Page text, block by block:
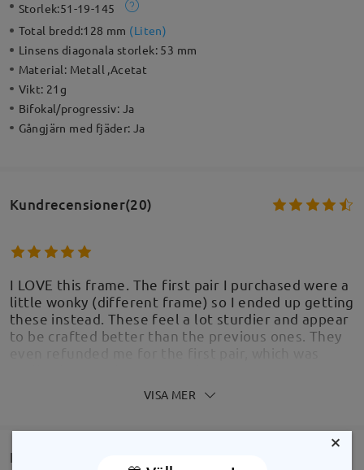
Storlek:51-19-145
Total bredd:128 mm (Liten)
Linsens diagonala storlek: 53 mm
Material: Metall ,Acetat
Vikt: 21g
Bifokal/progressiv: Ja
Gångjärn med fjäder:Ja
Kundrecensioner(20)
I LOVE this frame. The first pair I purchased were a
little wonky (different frame) so I ended up getting
these instead. These feel a lot sturdier and appear
to be crafted better than the previous ones. They
I’ll definitely be trying more frames from Firmoo in
the future when I can
VISA MER
FRÅGOR OCH SVAR
×